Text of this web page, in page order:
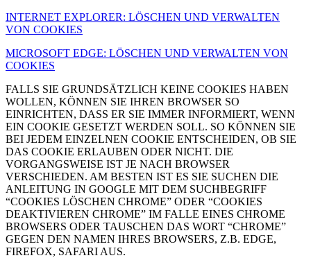
INTERNET EXPLORER: LÖSCHEN UND VERWALTEN
VON COOKIES
MICROSOFT EDGE: LÖSCHEN UND VERWALTEN VON
COOKIES
FALLS SIE GRUNDSÄTZLICH KEINE COOKIES HABEN
WOLLEN, KÖNNEN SIE IHREN BROWSER SO
EINRICHTEN, DASS ER SIE IMMER INFORMIERT, WENN
EIN COOKIE GESETZT WERDEN SOLL. SO KÖNNEN SIE
BEI JEDEM EINZELNEN COOKIE ENTSCHEIDEN, OB SIE
DAS COOKIE ERLAUBEN ODER NICHT. DIE
VORGANGSWEISE IST JE NACH BROWSER
VERSCHIEDEN. AM BESTEN IST ES SIE SUCHEN DIE
ANLEITUNG IN GOOGLE MIT DEM SUCHBEGRIFF
“COOKIES LÖSCHEN CHROME” ODER “COOKIES
DEAKTIVIEREN CHROME” IM FALLE EINES CHROME
BROWSERS ODER TAUSCHEN DAS WORT “CHROME”
GEGEN DEN NAMEN IHRES BROWSERS, Z.B. EDGE,
FIREFOX, SAFARI AUS.